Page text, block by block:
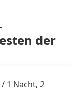
der
/ 1 Nacht, 2